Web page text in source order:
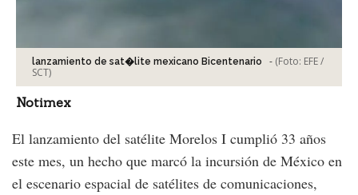
lanzamiento de sat�lite mexicano Bicentenario - (Foto: EFE /
SCT)
Notimex
El lanzamiento del satélite Morelos I cumplió 33 años
este mes, un hecho que marcó la incursión de México en
el escenario espacial de satélites de comunicaciones,